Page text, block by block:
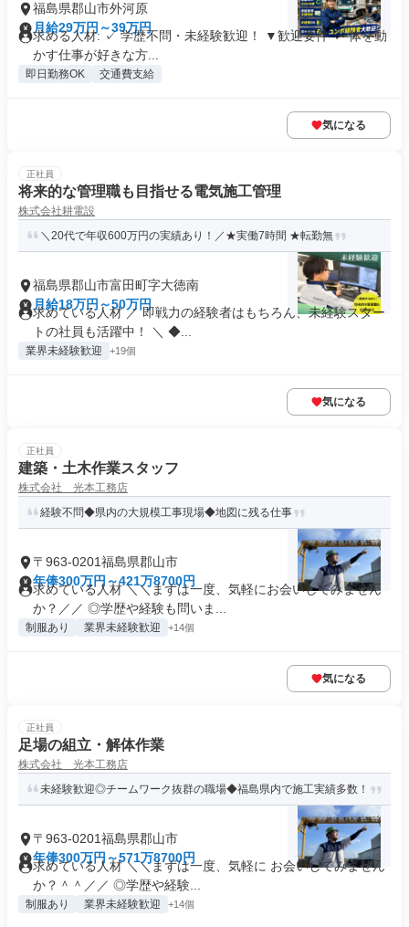
福島県郡山市外河原
月給29万円～39万円
求める人材: ✓ 学歴不問・未経験歓迎！ ▼歓迎要件 ✓ 体を動
かす仕事が好きな方...
即日勤務OK 交通費支給
気になる
正社員
将来的な管理職も目指せる電気施工管理
株式会社耕電設
＼20代で年収600万円の実績あり！／★実働7時間 ★転勤無
福島県郡山市富田町字大徳南
月給18万円～50万円
求めている人材 ／ 即戦力の経験者はもちろん、未経験スター
トの社員も活躍中！ ＼ ◆...
業界未経験歓迎 +19個
気になる
正社員
建築・土木作業スタッフ
株式会社 光本工務店
経験不問◆県内の大規模工事現場◆地図に残る仕事
〒963-0201福島県郡山市
年俸300万円～421万8700円
求めている人材 ＼＼まずは一度、気軽にお会いしてみません
か？／／ ◎学歴や経験も問いま...
制服あり 業界未経験歓迎 +14個
気になる
正社員
足場の組立・解体作業
株式会社 光本工務店
未経験歓迎◎チームワーク抜群の職場◆福島県内で施工実績多数！
〒963-0201福島県郡山市
年俸300万円～571万8700円
求めている人材 ＼＼まずは一度、気軽に お会いしてみません
か？＾＾／／ ◎学歴や経験...
制服あり 業界未経験歓迎 +14個